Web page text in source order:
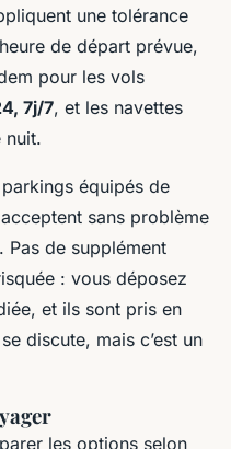
une tolérance
de départ prévue,
pour les vols
7j/7, et les navettes
nuit.
équipés de
sans problème
Pas de supplément
: vous déposez
et ils sont pris en
discute, mais c’est un
les options selon